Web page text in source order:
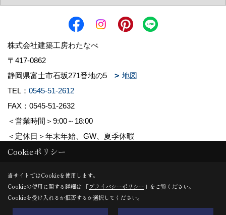
株式会社建築工房わたなべ
〒417-0862
静岡県富士市石坂271番地の5
地図
TEL： 0545-51-2612
FAX：0545-51-2632
＜営業時間＞9:00～18:00
＜定休日＞年末年始、GW、夏季休暇
Copyright (c) 株式会社建築工房わたなべ. All Rights Reserved.
Produced byゴデスクリエイト
Cookieポリシー
当サイトではCookieを使用します。
Cookieの使用に関する詳細は 「プライバシーポリシー 」をご覧ください。
Cookieを受け入れるか拒否するか選択してください。